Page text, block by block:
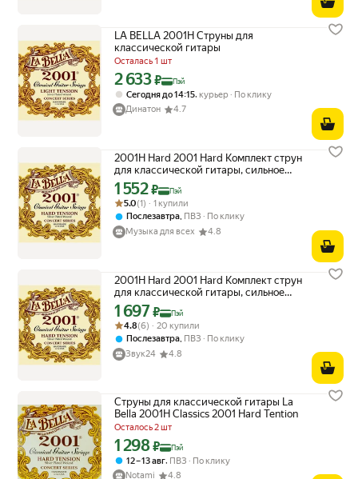
LA BELLA 2001H Струны для
классической гитары
Осталась 1 шт
Цена с картой Яндекс Пэй 2633 ₽ вместо
2 633₽ Пэй
Сегодня до 14:15, курьер
По клику
Динатон
4.7
2001H Hard 2001 Hard Комплект струн
для классической гитары, сильное
натяжение, посеребр, La Bella
Цена с картой Яндекс Пэй 1552 ₽ вместо
1 552₽ Пэй
Рейтинг товара: 5.0 из 5
Оценок: (1) · 1 купили
5.0(1) · 1 купили
Послезавтра, ПВЗ
По клику
Музыка для всех
4.8
2001H Hard 2001 Hard Комплект струн
для классической гитары, сильное
натяжение, посеребр, La Bella
Цена с картой Яндекс Пэй 1697 ₽ вместо
1 697₽ Пэй
Рейтинг товара: 4.8 из 5
Оценок: (6) · 20 купили
4.8(6) · 20 купили
Послезавтра ПВЗ
По клику
Звук24
4.8
Струны для классической гитары La
Bella 2001H Classics 2001 Hard Tention
Осталось 2 шт
Цена с картой Яндекс Пэй 1298 ₽ вместо
1 298₽ Пэй
12 – 13 авг, ПВЗ
По клику
Notami
4.8